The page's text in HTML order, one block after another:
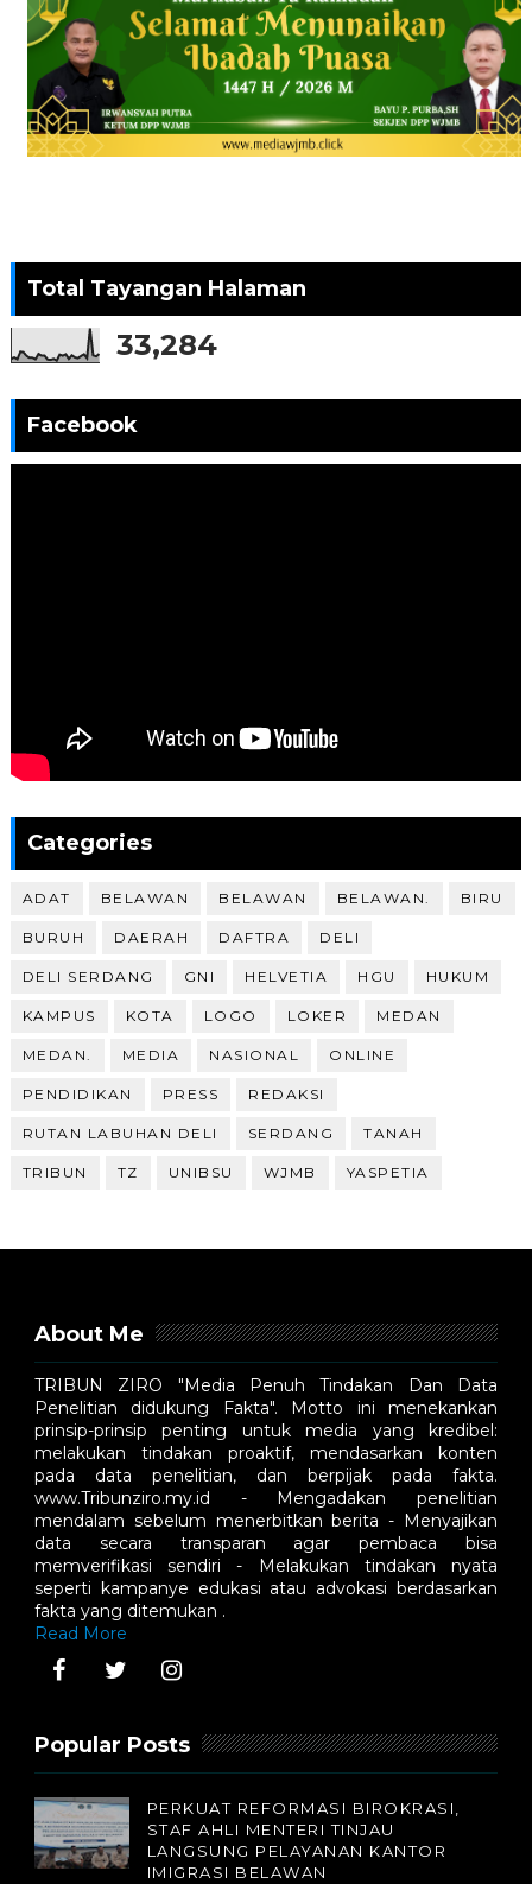
Total Tayangan Halaman
33,284
Facebook
Categories
ADAT BELAWAN BELAWAN BELAWAN. BIRU
BURUH DAERAH DAFTRA DELI
DELI SERDANG GNI HELVETIA HGU HUKUM
KAMPUS KOTA LOGO LOKER MEDAN
MEDAN. MEDIA NASIONAL ONLINE
PENDIDIKAN PRESS REDAKSI
RUTAN LABUHAN DELI SERDANG TANAH
TRIBUN TZ UNIBSU WJMB YASPETIA
About Me
TRIBUN ZIRO "Media Penuh Tindakan Dan Data
Penelitian didukung Fakta". Motto ini menekankan
prinsip-prinsip penting untuk media yang kredibel:
melakukan tindakan proaktif, mendasarkan konten
pada data penelitian, dan berpijak pada fakta.
www.Tribunziro.my.id - Mengadakan penelitian
mendalam sebelum menerbitkan berita - Menyajikan
data secara transparan agar pembaca bisa
memverifikasi sendiri - Melakukan tindakan nyata
seperti kampanye edukasi atau advokasi berdasarkan
fakta yang ditemukan .
Read More
Popular Posts
PERKUAT REFORMASI BIROKRASI,
STAF AHLI MENTERI TINJAU
LANGSUNG PELAYANAN KANTOR
IMIGRASI BELAWAN